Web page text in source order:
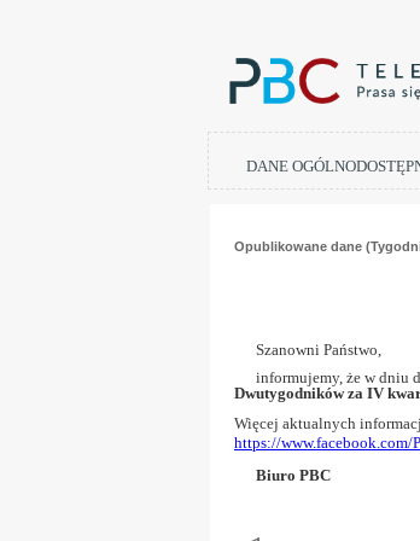
DANE
Opublikowane dane
informujemy, że w dniu
Dwutygodników za IV
Więcej aktualnych
https://
Biuro PBC